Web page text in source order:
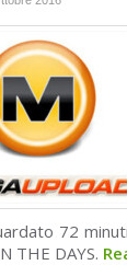
72
THE DAYS.